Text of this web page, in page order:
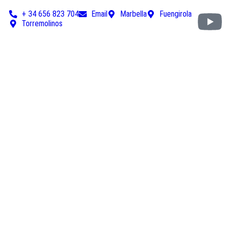
+ 34 656 823 704 Email Marbella
Fuengirola
Torremolinos